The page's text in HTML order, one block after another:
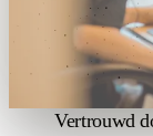
Vertrouwd